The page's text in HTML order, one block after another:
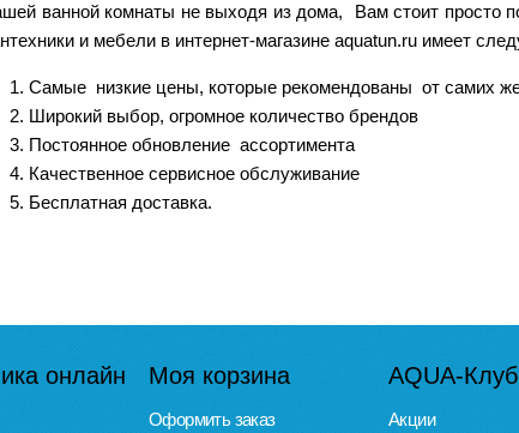
ванной комнаты не выходя из дома, Вам стоит просто
и мебели в интернет-магазине aquatun.ru имеет
Самые низкие цены, которые рекомендованы от самих
Широкий выбор, огромное количество брендов
Постоянное обновление ассортимента
Качественное сервисное обслуживание
Бесплатная доставка.
онлайн Моя корзина
Оформить заказ
AQUA-Клуб
Акции